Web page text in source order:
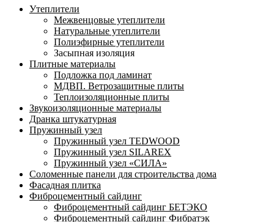
Утеплители
Межвенцовые утеплители
Натуральные утеплители
Полиэфирные утеплители
Засыпная изоляция
Плитные материалы
Подложка под ламинат
МДВП. Ветрозащитные плиты
Теплоизоляционные плиты
Звукоизоляционные материалы
Дранка штукатурная
Пружинный узел
Пружинный узел TEDWOOD
Пружинный узел SILAREX
Пружинный узел «СИЛА»
Соломенные панели для строительства дома
Фасадная плитка
Фиброцементный сайдинг
Фиброцементный сайдинг БЕТЭКО
Фиброцементный сайдинг Фибратэк